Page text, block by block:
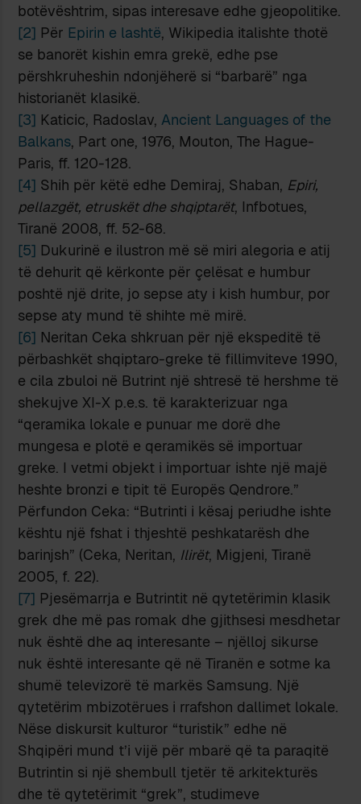
botëvështrim, sipas interesave edhe gjeopolitike.
[2] Për Epirin e lashtë, Wikipedia italishte thotë
se banorët kishin emra grekë, edhe pse
përshkruheshin ndonjëherë si “barbarë” nga
historianët klasikë.
[3] Katicic, Radoslav,Ancient Languages of the
Balkans, Part one, 1976, Mouton, The Hague-
Paris, ff. 120-128.
[4] Shih për këtë edhe Demiraj, Shaban, Epiri,
pellazgët, etruskët dhe shqiptarët, Infbotues,
Tiranë 2008, ff. 52-68.
[5] Dukurinë e ilustron më së miri alegoria e atij
të dehurit që kërkonte për çelësat e humbur
poshtë një drite, jo sepse aty i kish humbur, por
sepse aty mund të shihte më mirë.
[6] Neritan Ceka shkruan për një ekspeditë të
përbashkët shqiptaro-greke të fillimviteve 1990,
e cila zbuloi në Butrint një shtresë të hershme të
shekujve XI-X p.e.s. të karakterizuar nga
“qeramika lokale e punuar me dorë dhe
mungesa e plotë e qeramikës së importuar
greke. I vetmi objekt i importuar ishte një majë
heshte bronzi e tipit të Europës Qendrore.”
Përfundon Ceka: “Butrinti i kësaj periudhe ishte
kështu një fshat i thjeshtë peshkatarësh dhe
barinjsh” (Ceka, Neritan, Ilirët, Migjeni, Tiranë
2005, f. 22).
[7] Pjesëmarrja e Butrintit në qytetërimin klasik
grek dhe më pas romak dhe gjithsesi mesdhetar
nuk është dhe aq interesante – njëlloj sikurse
nuk është interesante që në Tiranën e sotme ka
shumë televizorë të markës Samsung. Një
qytetërim mbizotërues i rrafshon dallimet lokale.
Nëse diskursit kulturor “turistik” edhe në
Shqipëri mund t’i vijë për mbarë që ta paraqitë
Butrintin si një shembull tjetër të arkitekturës
dhe të qytetërimit “grek”, studimeve